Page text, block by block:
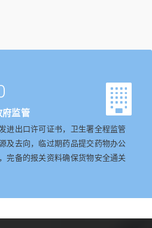
监管
进出口许可证书，卫生署全程监管
及去向，临过期药品提交药物办公
完备的报关资料确保货物安全通关